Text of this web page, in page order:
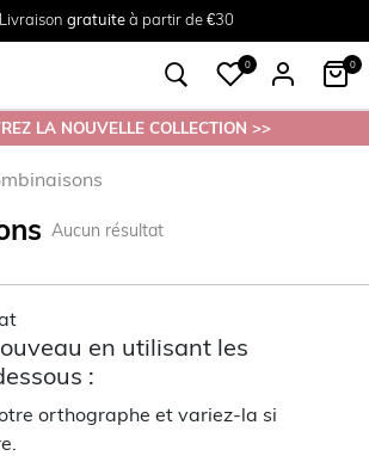
Livraison gratuiteà partir de €30
Tailles du38 au 54
Retourgratuit en magasin
0 0
LA NOUVELLE COLLECTION >>
Aucun résultat
en utilisant les
:
orthographe et variez-la si